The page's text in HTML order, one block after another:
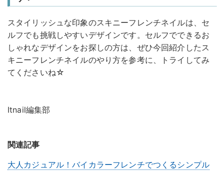
スタイリッシュな印象のスキニーフレンチネイルは、セ
ルフでも挑戦しやすいデザインです。セルフでできるお
しゃれなデザインをお探しの方は、ぜひ今回紹介したス
キニーフレンチネイルのやり方を参考に、トライしてみ
てくださいね☆
Itnail編集部
関連記事
大人カジュアル！バイカラーフレンチでつくるシンプル